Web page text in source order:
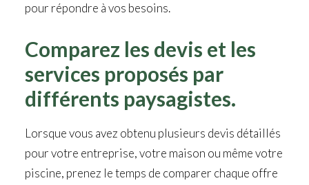
pour répondre à vos besoins.
Comparez les devis et les
services proposés par
différents paysagistes.
Lorsque vous avez obtenu plusieurs devis détaillés
pour votre entreprise, votre maison ou même votre
piscine, prenez le temps de comparer chaque offre